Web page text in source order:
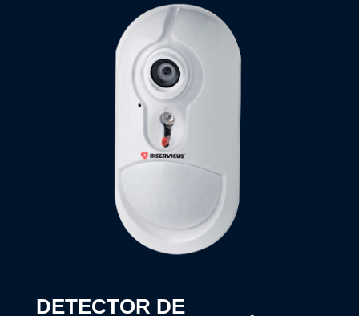
DETECTOR DE